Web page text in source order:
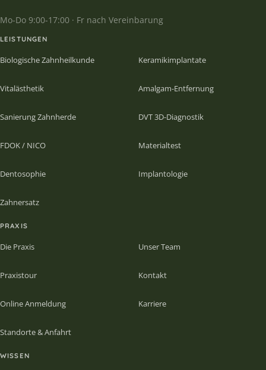
LEISTUNGEN
Biologische Zahnheilkunde Keramikimplantate
Vitalästhetik Amalgam-Entfernung
Sanierung Zahnherde DVT 3D-Diagnostik
FDOK / NICO Materialtest
Dentosophie Implantologie
Zahnersatz
PRAXIS
Die Praxis Unser Team
Praxistour Kontakt
Online Anmeldung Karriere
Standorte & Anfahrt
WISSEN
Mo-Do 9:00-17:00 · Fr nach Vereinbarung